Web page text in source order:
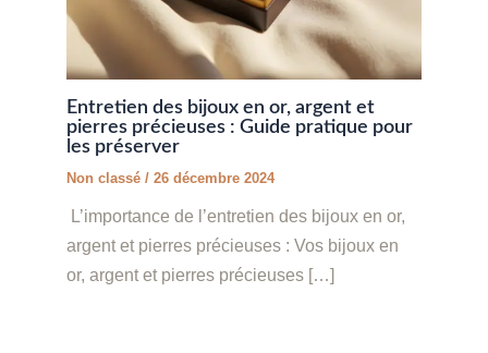
Entretien des bijoux en or, argent et
pierres précieuses : Guide pratique pour
les préserver
Non classé /26 décembre 2024
L’importance de l’entretien des bijoux en or,
argent et pierres précieuses : Vos bijoux en
or, argent et pierres précieuses […]